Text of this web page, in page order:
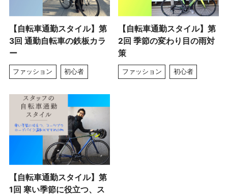
【自転車通勤スタイル】第
3回 通勤自転車の鉄板カラ
ー
ファッション 初心者
【自転車通勤スタイル】第
2回 季節の変わり目の雨対
策
ファッション 初心者
【自転車通勤スタイル】第
1回 寒い季節に役立つ、ス